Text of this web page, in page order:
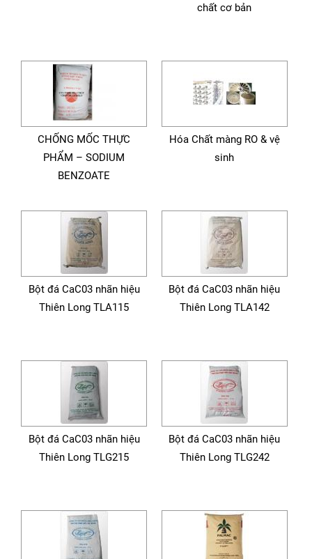
chất cơ bản
CHỐNG MỐC THỰC
PHẨM – SODIUM
BENZOATE
Hóa Chất màng RO & vệ
sinh
Bột đá CaC03 nhãn hiệu
Thiên Long TLA115
Bột đá CaC03 nhãn hiệu
Thiên Long TLA142
Bột đá CaC03 nhãn hiệu
Thiên Long TLG215
Bột đá CaC03 nhãn hiệu
Thiên Long TLG242